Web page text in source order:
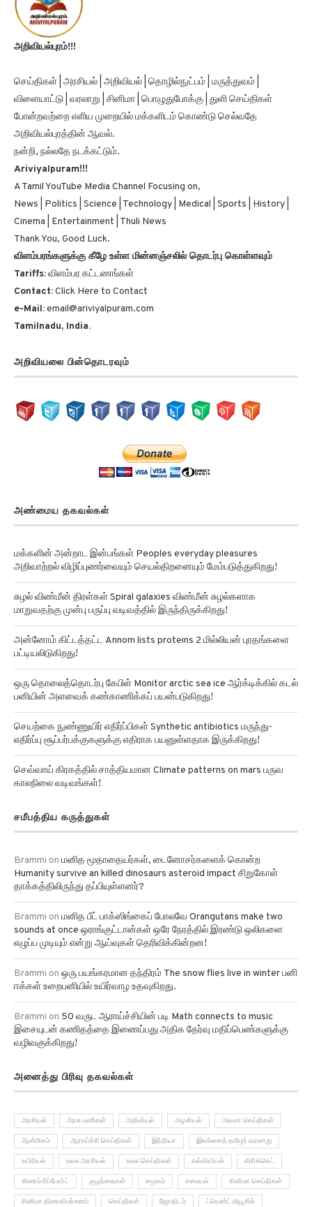
அறிவியல்புரம்!!!
செய்திகள் | அரசியல் | அறிவியல் | தொழில்நுட்பம் | மருத்துவம் |
விளையாட்டு | வரலாறு | சினிமா | பொழுதுபோக்கு | துளி செய்திகள்
போன்றவற்றை எளிய முறையில் மக்களிடம் கொண்டு செல்வதே
அறிவியல்புரத்தின் ஆவல்.
நன்றி, நல்லதே நடக்கட்டும்.
Ariviyalpuram!!!
A Tamil YouTube Media Channel Focusing on,
News | Politics | Science | Technology | Medical | Sports | History |
Cinema | Entertainment | Thuli News
Thank You, Good Luck.
விளம்பரங்களுக்கு கீழே உள்ள மின்னஞ்சலில் தொடர்பு கொள்ளவும்
Tariffs:விளம்பர கட்டணங்கள்
Contact:Click Here to Contact
e-Mail:email@ariviyalpuram.com
Tamilnadu, India.
அறிவியலை பின்தொடரவும்
அண்மைய தகவல்கள்
மக்களின் அன்றாட இன்பங்கள் Peoples everyday pleasures
அறிவாற்றல் விழிப்புணர்வையும் செயல்திறனையும் மேம்படுத்துகிறது!
சுழல் விண்மீன் திரள்கள் Spiral galaxies விண்மீன் சுழல்களாக
மாறுவதற்கு முன்பு பருப்பு வடிவத்தில் இருந்திருக்கிறது!
அன்னோம் கிட்டத்தட்ட Annom lists proteins 2 மில்லியன் புரதங்களை
பட்டியலிடுகிறது!
ஒரு தொலைத்தொடர்பு கேபிள் Monitor arctic sea ice ஆர்க்டிக்கில் கடல்
பனியின் அளவைக் கண்காணிக்கப் பயன்படுகிறது!
செயற்கை நுண்ணுயிர் எதிர்ப்பிகள் Synthetic antibiotics மருந்து-
எதிர்ப்பு சூப்பர்பக்குகளுக்கு எதிராக பயனுள்ளதாக இருக்கிறது!
செவ்வாய் கிரகத்தில் சாத்தியமான Climate patterns on mars பருவ
காலநிலை வடிவங்கள்!
சமீபத்திய கருத்துகள்
Brammi on மனித மூதாதையர்கள், டைனோசர்களைக் கொன்ற
Humanity survive an killed dinosaurs asteroid impact சிறுகோள்
தாக்கத்திலிருந்து தப்பியுள்ளனர்?
Brammi on மனித பீட் பாக்ஸிங்கைப் போலவே Orangutans make two
sounds at once ஒராங்குட்டான்கள் ஒரே நேரத்தில் இரண்டு ஒலிகளை
எழுப்ப முடியும் என்று ஆய்வுகள் தெரிவிக்கின்றன!
Brammi on ஒரு பயங்கரமான தந்திரம் The snow flies live in winter பனி
ஈக்கள் உறைபனியில் உயிர்வாழ உதவுகிறது.
Brammi on 50 வருட ஆராய்ச்சியின் படி Math connects to music
இசையுடன் கணிதத்தை இணைப்பது அதிக தேர்வு மதிப்பெண்களுக்கு
வழிவகுக்கிறது!
அனைத்து பிரிவு தகவல்கள்
அரசியல் அரசு பணிகள் அறிவியல் அழகியல் அவசர செய்திகள்
ஆன்மிகம் ஆராய்ச்சி செய்திகள் இந்தியா இலங்கைத் தமிழர் வரலாறு
உயிரியல் உலக அரசியல் உலக செய்திகள் கல்வியியல் கிரிக்கெட்
கிரைம் ரிப்போர்ட் குழந்தைகள் சமூகம் சமையல் சினிமா செய்திகள்
சினிமா திரைவிமர்சனம் செய்திகள் ஜோதிடம் ட்ரெண்ட் மியூசிக்